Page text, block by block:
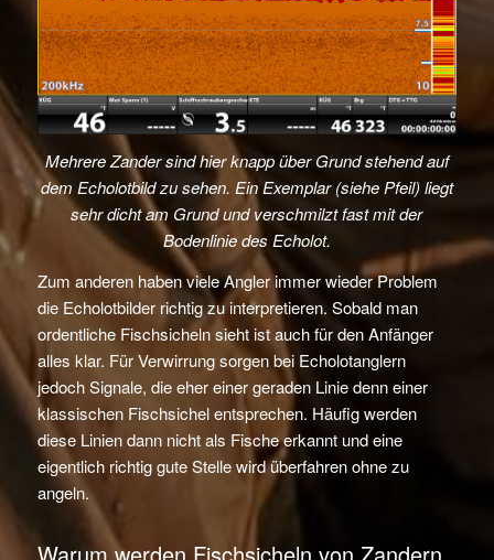
Mehrere Zander sind hier knapp über Grund stehend auf
dem Echolotbild zu sehen. Ein Exemplar (siehe Pfeil) liegt
sehr dicht am Grund und verschmilzt fast mit der
Bodenlinie des Echolot.
Zum anderen haben viele Angler immer wieder Problem
die Echolotbilder richtig zu interpretieren. Sobald man
ordentliche Fischsicheln sieht ist auch für den Anfänger
alles klar. Für Verwirrung sorgen bei Echolotanglern
jedoch Signale, die eher einer geraden Linie denn einer
klassischen Fischsichel entsprechen. Häufig werden
diese Linien dann nicht als Fische erkannt und eine
eigentlich richtig gute Stelle wird überfahren ohne zu
angeln.